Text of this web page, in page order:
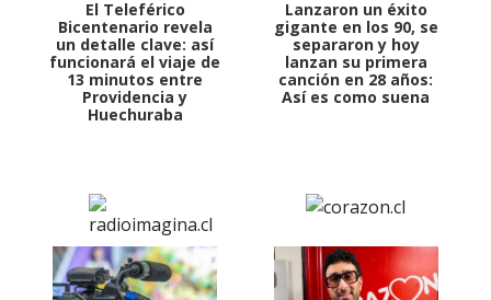
El Teleférico
Bicentenario revela
un detalle clave: así
funcionará el viaje de
13 minutos entre
Providencia y
Huechuraba
Lanzaron un éxito
gigante en los 90, se
separaron y hoy
lanzan su primera
canción en 28 años:
Así es como suena